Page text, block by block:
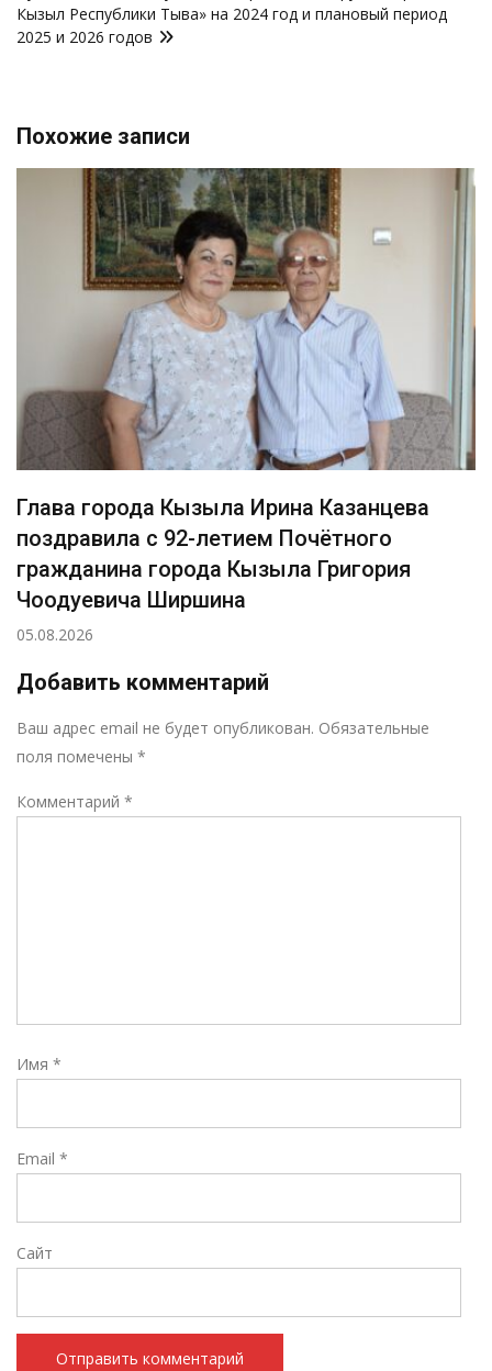
Кызыл Республики Тыва» на 2024 год и плановый период
2025 и 2026 годов
Похожие записи
Глава города Кызыла Ирина Казанцева
поздравила с 92-летием Почётного
гражданина города Кызыла Григория
Чоодуевича Ширшина
05.08.2026
Добавить комментарий
Ваш адрес email не будет опубликован. Обязательные
поля помечены *
Комментарий *
Имя *
Email *
Сайт